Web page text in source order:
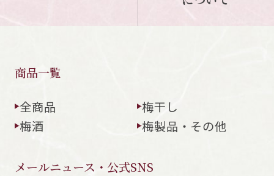
商品一覧
全商品
梅干し
梅酒
梅製品・その他
メールニュース・公式SNS